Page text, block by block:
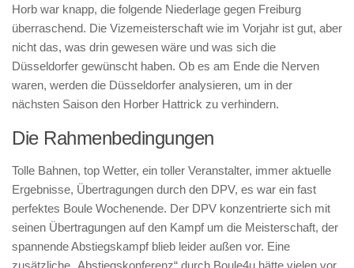
Horb war knapp, die folgende Niederlage gegen Freiburg
überraschend. Die Vizemeisterschaft wie im Vorjahr ist gut, aber
nicht das, was drin gewesen wäre und was sich die
Düsseldorfer gewünscht haben. Ob es am Ende die Nerven
waren, werden die Düsseldorfer analysieren, um in der
nächsten Saison den Horber Hattrick zu verhindern.
Die Rahmenbedingungen
Tolle Bahnen, top Wetter, ein toller Veranstalter, immer aktuelle
Ergebnisse, Übertragungen durch den DPV, es war ein fast
perfektes Boule Wochenende. Der DPV konzentrierte sich mit
seinen Übertragungen auf den Kampf um die Meisterschaft, der
spannende Abstiegskampf blieb leider außen vor. Eine